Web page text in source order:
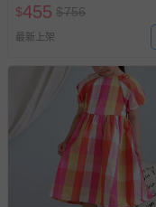
$455 $756
最新上架